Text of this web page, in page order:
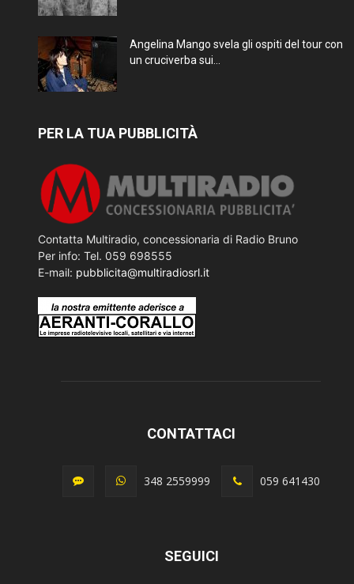
Angelina Mango svela gli ospiti del tour con
un cruciverba sui...
PER LA TUA PUBBLICITÀ
Contatta Multiradio, concessionaria di Radio Bruno
Per info: Tel. 059 698555
E-mail: pubblicita@multiradiosrl.it
CONTATTACI
348 2559999 059 641430
SEGUICI